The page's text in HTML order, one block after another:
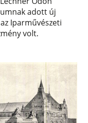
adott új
Iparművészeti
volt.